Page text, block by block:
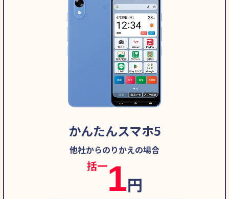
かんたんスマホ5
他社からのりかえの場合
一括 1円